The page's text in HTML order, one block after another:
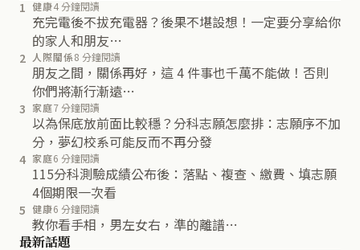
1 健康4 分鐘閱讀
充完電後不拔充電器？後果不堪設想！一定要分享給你
的家人和朋友…
2 人際關係8 分鐘閱讀
朋友之間，關係再好，這 4 件事也千萬不能做！否則
你們將漸行漸遠…
3 家庭7 分鐘閱讀
以為保底放前面比較穩？分科志願怎麼排：志願序不加
分，夢幻校系可能反而不再分發
4 家庭6 分鐘閱讀
115分科測驗成績公布後：落點、複查、繳費、填志願
4個期限一次看
5 健康6 分鐘閱讀
教你看手相，男左女右，準的離譜…
最新話題